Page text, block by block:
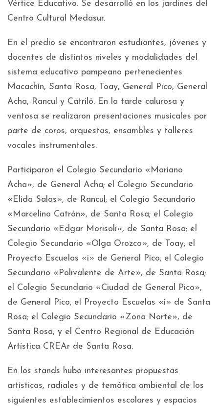
Vértice Educativo. Se desarrolló en los jardines del
Centro Cultural Medasur.
En el predio se encontraron estudiantes, jóvenes y
docentes de distintos niveles y modalidades del
sistema educativo pampeano pertenecientes
Macachín, Santa Rosa, Toay, General Pico, General
Acha, Rancul y Catriló. En la tarde calurosa y
ventosa se realizaron presentaciones musicales por
parte de coros, orquestas, ensambles y talleres
vocales instrumentales.
Participaron el Colegio Secundario «Mariano
Acha», de General Acha; el Colegio Secundario
«Elida Salas», de Rancul; el Colegio Secundario
«Marcelino Catrón», de Santa Rosa; el Colegio
Secundario «Edgar Morisoli», de Santa Rosa; el
Colegio Secundario «Olga Orozco», de Toay; el
Proyecto Escuelas «i» de General Pico; el Colegio
Secundario «Polivalente de Arte», de Santa Rosa;
el Colegio Secundario «Ciudad de General Pico»,
de General Pico; el Proyecto Escuelas «i» de Santa
Rosa; el Colegio Secundario «Zona Norte», de
Santa Rosa, y el Centro Regional de Educación
Artística CREAr de Santa Rosa.
En los stands hubo interesantes propuestas
artísticas, radiales y de temática ambiental de los
siguientes establecimientos escolares y espacios